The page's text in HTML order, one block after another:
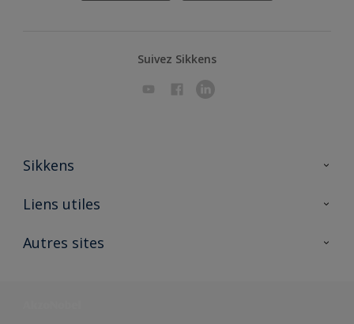
Suivez Sikkens
Sikkens
A propos de Sikkens
Liens utiles
Ouvrir un magasin PASS
Autres sites